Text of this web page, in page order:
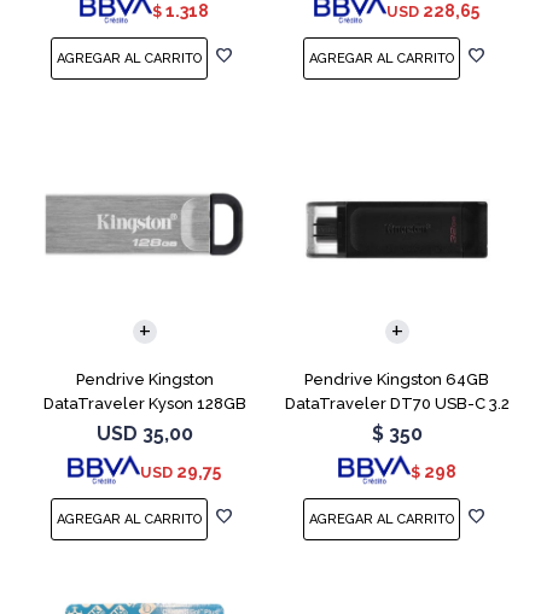
$ 1.318 USD 228,65
Pendrive Kingston
DataTraveler Kyson 128GB
USB 3.2
USD 35,00
USD 29,75
Pendrive Kingston 64GB
DataTraveler DT70 USB-C 3.2
$ 350
$ 298